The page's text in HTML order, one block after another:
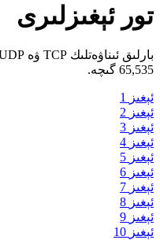
تور ئېغىزلىرى
65,535 گىچە.
ئېغىز
1
ئېغىز 2
ئېغىز 3
ئېغىز 4
ئېغىز 5
ئېغىز 6
ئېغىز 7
ئېغىز 8
ئېغىز 9
ئېغىز 10